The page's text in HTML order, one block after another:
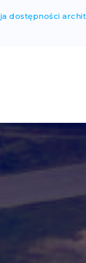
dostępności